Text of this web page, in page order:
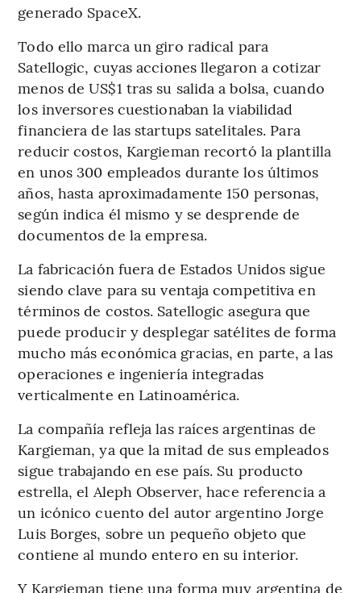
generado SpaceX.
Todo ello marca un giro radical para
Satellogic, cuyas acciones llegaron a cotizar
menos de US$1 tras su salida a bolsa, cuando
los inversores cuestionaban la viabilidad
financiera de las startups satelitales. Para
reducir costos, Kargieman recortó la plantilla
en unos 300 empleados durante los últimos
años, hasta aproximadamente 150 personas,
según indica él mismo y se desprende de
documentos de la empresa.
La fabricación fuera de Estados Unidos sigue
siendo clave para su ventaja competitiva en
términos de costos. Satellogic asegura que
puede producir y desplegar satélites de forma
mucho más económica gracias, en parte, a las
operaciones e ingeniería integradas
verticalmente en Latinoamérica.
La compañía refleja las raíces argentinas de
Kargieman, ya que la mitad de sus empleados
sigue trabajando en ese país. Su producto
estrella, el Aleph Observer, hace referencia a
un icónico cuento del autor argentino Jorge
Luis Borges, sobre un pequeño objeto que
contiene al mundo entero en su interior.
Y Kargieman tiene una forma muy argentina de